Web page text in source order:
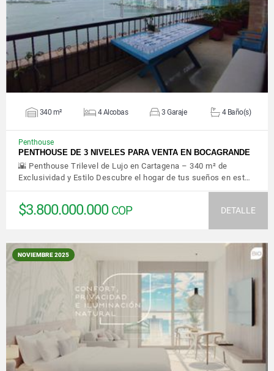
VER DETALLES
340 m² 4 Alcobas 3 Garaje 4 Baño(s)
Penthouse
PENTHOUSE DE 3 NIVELES PARA VENTA EN BOCAGRANDE
🌇 Penthouse Trilevel de Lujo en Cartagena – 340 m² de
Exclusividad y Estilo Descubre el hogar de tus sueños en est…
$3.800.000.000 COP DETALLE
NOVIEMBRE 2025
VER DETALLES